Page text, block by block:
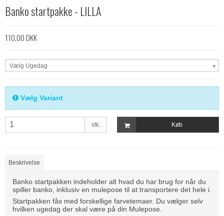
Banko startpakke - LILLA
110,00 DKK
Vælg Ugedag
Vælg Variant
stk. Køb
Beskrivelse
Banko startpakken indeholder alt hvad du har brug for når du
spiller banko, inklusiv en mulepose til at transportere det hele i.
Startpakken fås med forskellige farvetemaer. Du vælger selv
hvilken ugedag der skal være på din Mulepose.